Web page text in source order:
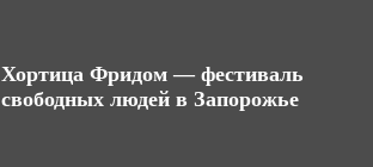
Хортица Фридом — фестиваль
свободных людей в Запорожье